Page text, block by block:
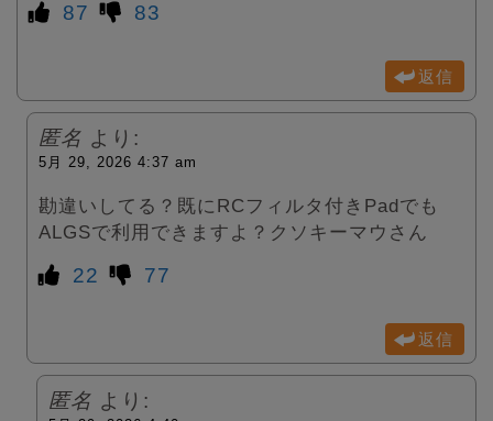
87 83
返信
匿名 より:
5月 29, 2026 4:37 am
勘違いしてる？既にRCフィルタ付きPadでも
ALGSで利用できますよ？クソキーマウさん
22 77
返信
匿名 より: